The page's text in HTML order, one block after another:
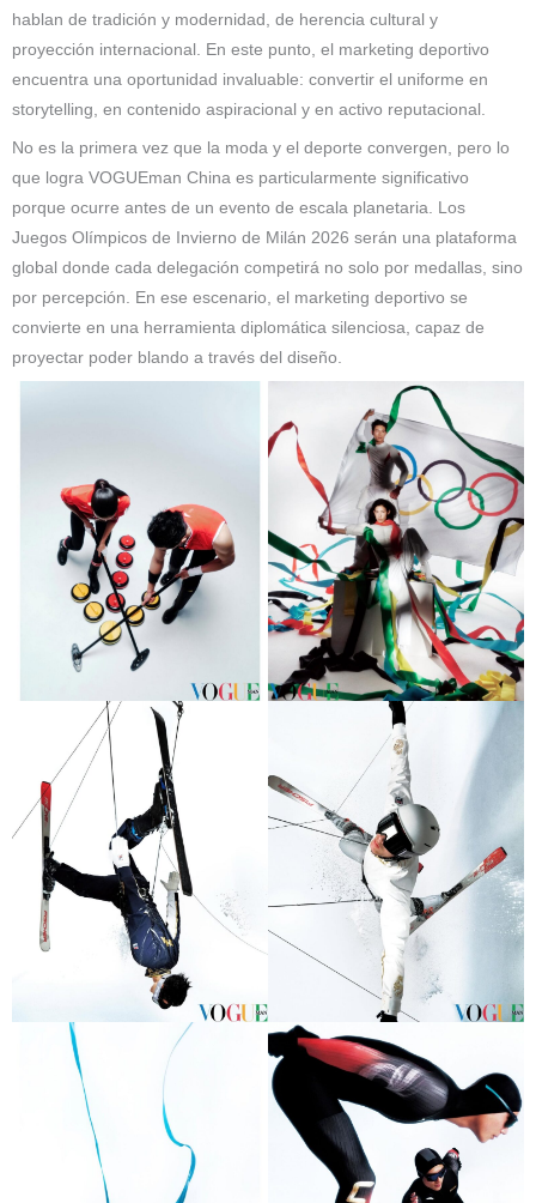
hablan de tradición y modernidad, de herencia cultural y
proyección internacional. En este punto, el marketing deportivo
encuentra una oportunidad invaluable: convertir el uniforme en
storytelling, en contenido aspiracional y en activo reputacional.
No es la primera vez que la moda y el deporte convergen, pero lo
que logra VOGUEman China es particularmente significativo
porque ocurre antes de un evento de escala planetaria. Los
Juegos Olímpicos de Invierno de Milán 2026 serán una plataforma
global donde cada delegación competirá no solo por medallas, sino
por percepción. En ese escenario, el marketing deportivo se
convierte en una herramienta diplomática silenciosa, capaz de
proyectar poder blando a través del diseño.